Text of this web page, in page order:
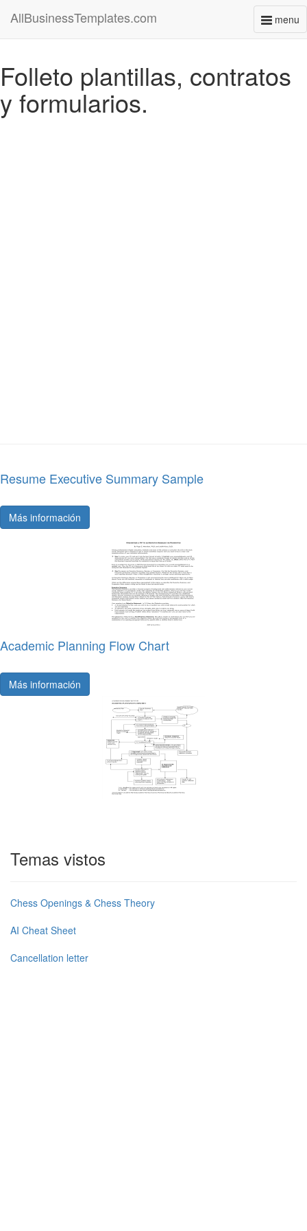
menu
AllBusinessTemplates.com
Folleto plantillas, contratos
y formularios.
Resume Executive Summary Sample
Más información
Academic Planning Flow Chart
Más información
Temas vistos
Chess Openings & Chess Theory
AI Cheat Sheet
Cancellation letter